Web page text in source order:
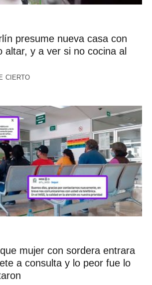
presume nueva casa con
altar, y a ver si no cocina al
CIERTO
mujer con sordera entrara
a consulta y lo peor fue lo